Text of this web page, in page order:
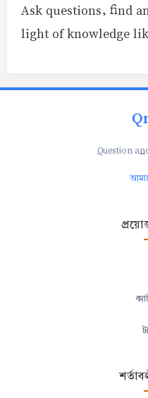
Ask questions, find
light of knowledge
Question an